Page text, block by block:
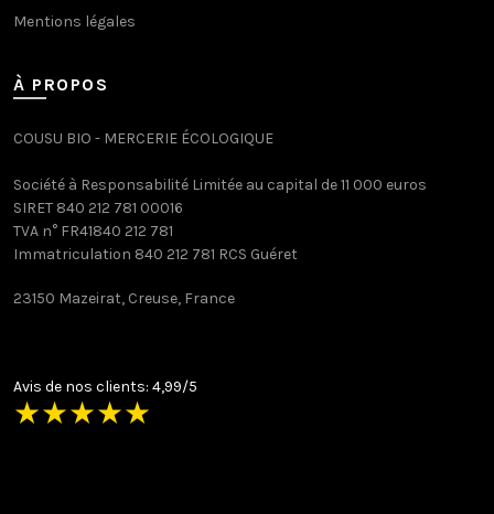
Mentions légales
À PROPOS
COUSU BIO - MERCERIE ÉCOLOGIQUE
Société à Responsabilité Limitée au capital de 11 000 euros
SIRET 840 212 781 00016
TVA n° FR41840 212 781
Immatriculation 840 212 781 RCS Guéret
23150 Mazeirat, Creuse, France
Avis de nos clients: 4,99/5
★★★★★